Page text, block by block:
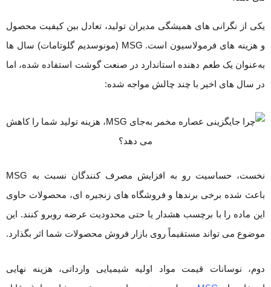
یکی از نگرانی های همیشگی مدیران تولید، تعادل بین کیفیت محصول
و هزینه های فرمولاسیون است. MSG (مونوسدیم گلوتامات) سال ها
به‌عنوان یک طعم دهنده استاندارد در صنعت گوشت استفاده شده، اما
در سال های اخیر با چند چالش مواجه شده:
نخست، حساسیت رو به افزایش مصرف کنندگان نسبت به MSG
باعث شده برخی برندها و فروشگاه های زنجیره ای، محصولات حاوی
این ماده را با برچسب هشدار یا حتی محدودیت عرضه روبرو کنند. این
موضوع می تواند مستقیماً روی بازار فروش محصولات شما اثر بگذارد.
دوم، نوسانات قیمت مواد اولیه شیمیایی وارداتی، هزینه نهایی